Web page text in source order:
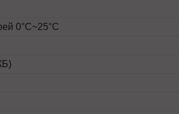
0°C~25°C